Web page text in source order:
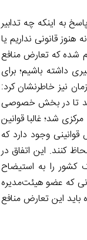
به اینکه چه تدابیر
قانونی نداریم یا
شده که تعارض منافع
داشته باشیم؛ برای
نیز خاطرنشان کرد:
تا در بخش خصوصی
شد؛ غالبا قوانین
نمایندگان مجلس قوانینی وجود دارد که
کنند. این اتفاق در
کشور را به استیضاح
که عضو هیئت‌مدیره
این تعارض منافع